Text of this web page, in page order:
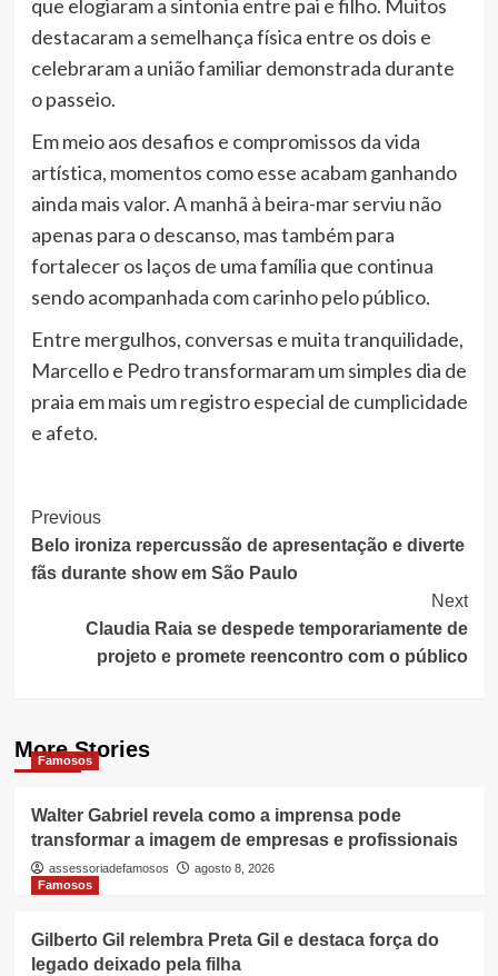
que elogiaram a sintonia entre pai e filho. Muitos
destacaram a semelhança física entre os dois e
celebraram a união familiar demonstrada durante
o passeio.
Em meio aos desafios e compromissos da vida
artística, momentos como esse acabam ganhando
ainda mais valor. A manhã à beira-mar serviu não
apenas para o descanso, mas também para
fortalecer os laços de uma família que continua
sendo acompanhada com carinho pelo público.
Entre mergulhos, conversas e muita tranquilidade,
Marcello e Pedro transformaram um simples dia de
praia em mais um registro especial de cumplicidade
e afeto.
Post
Navigation
Previous
Belo ironiza repercussão de apresentação e diverte
fãs durante show em São Paulo
Next
Claudia Raia se despede temporariamente de
projeto e promete reencontro com o público
More Stories
Famosos
Walter Gabriel revela como a imprensa pode
transformar a imagem de empresas e profissionais
assessoriadefamosos
agosto 8, 2026
Famosos
Gilberto Gil relembra Preta Gil e destaca força do
legado deixado pela filha